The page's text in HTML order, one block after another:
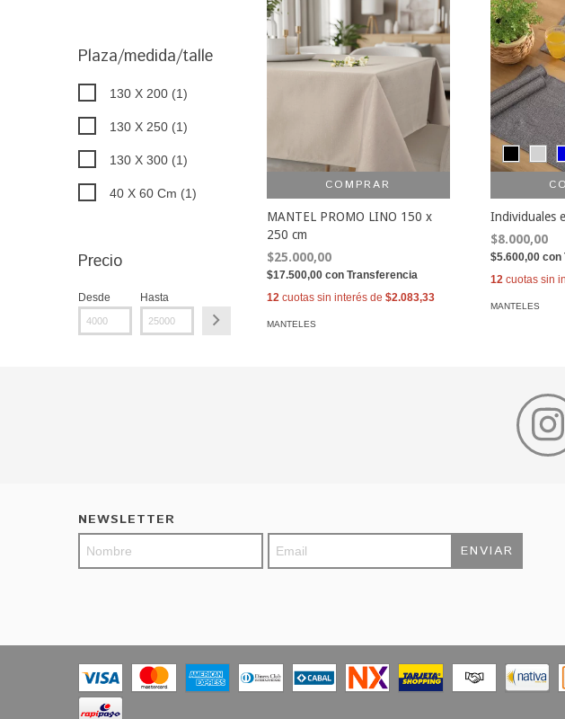
Plaza/medida/talle
130 X 200 (1)
130 X 250 (1)
130 X 300 (1)
40 X 60 Cm (1)
Precio
Desde Hasta
COMPRAR
MANTEL PROMO LINO 150 x
250 cm
$25.000,00
$17.500,00 con Transferencia
12 cuotas sin interés de $2.083,33
MANTELES
Individuales
$8.000,00
$5.600,00 con
12 cuotas sin
MANTELES
NEWSLETTER